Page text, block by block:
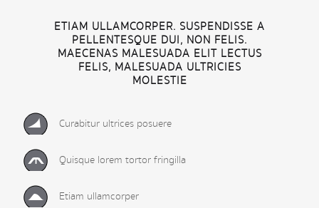
ETIAM ULLAMCORPER. SUSPENDISSE A
PELLENTESQUE DUI, NON FELIS.
MAECENAS MALESUADA ELIT LECTUS
FELIS, MALESUADA ULTRICIES
MOLESTIE
Curabitur ultrices posuere
Quisque lorem tortor fringilla
Etiam ullamcorper